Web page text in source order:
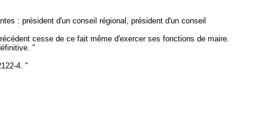
: président d'un conseil régional, président d'un conseil
cesse de ce fait même d'exercer ses fonctions de maire.
"
4. "